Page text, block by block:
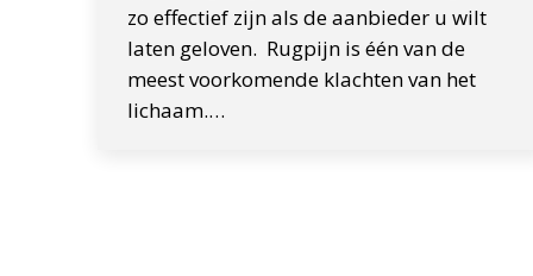
zo effectief zijn als de aanbieder u wilt
laten geloven. Rugpijn is één van de
meest voorkomende klachten van het
lichaam.…